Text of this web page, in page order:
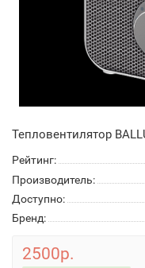
Тепловентилятор
Рейтинг:
Производитель:
Доступно:
Бренд:
2500р.